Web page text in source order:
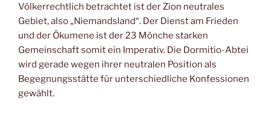
Völkerrechtlich betrachtet ist der Zion neutrales
Gebiet, also „Niemandsland“. Der Dienst am Frieden
und der Ökumene ist der 23 Mönche starken
Gemeinschaft somit ein Imperativ. Die Dormitio-Abtei
wird gerade wegen ihrer neutralen Position als
Begegnungsstätte für unterschiedliche Konfessionen
gewählt.